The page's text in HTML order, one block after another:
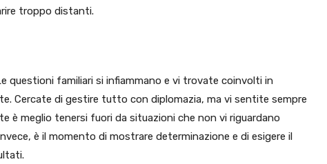
troppo distanti.
questioni familiari si infiammano e vi trovate coinvolti in
Cercate di gestire tutto con diplomazia, ma vi sentite sempre
è meglio tenersi fuori da situazioni che non vi riguardano
è il momento di mostrare determinazione e di esigere il